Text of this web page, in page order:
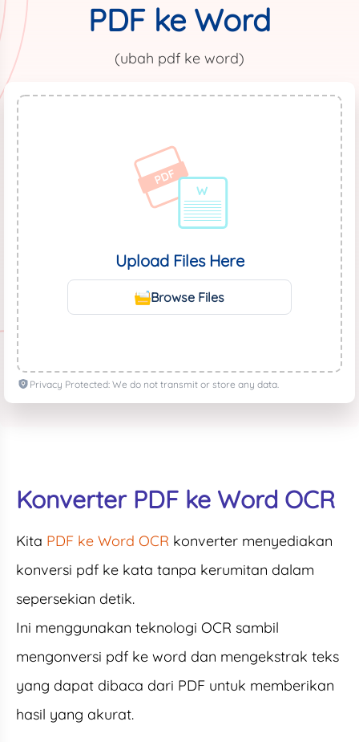
PDF ke Word
(ubah pdf ke word)
Upload Files Here
Browse Files
Privacy Protected: We do not transmit or store any data.
Konverter PDF ke Word OCR
Kita PDF ke Word OCR konverter menyediakan
konversi pdf ke kata tanpa kerumitan dalam
sepersekian detik.
Ini menggunakan teknologi OCR sambil
mengonversi pdf ke word dan mengekstrak teks
yang dapat dibaca dari PDF untuk memberikan
hasil yang akurat.